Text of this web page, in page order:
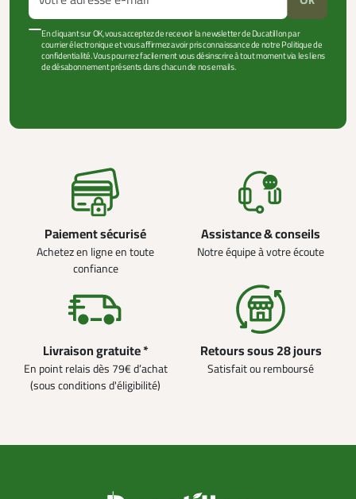
En cliquant sur OK, vous acceptez de recevoir la newsletter de Ducatillon par
courrier électronique et vous affirmez avoir pris connaissance de notre Politique de
confidentialité. Vous pourrez facilement vous désinscrire à tout moment via les liens
de désabonnement présents dans chacun de nos emails.
Paiement sécurisé
Achetez en ligne en toute
confiance
Assistance & conseils
Notre équipe à votre écoute
Livraison gratuite *
En point relais dès 79€ d’achat
(sous conditions d'éligibilité)
Retours sous 28 jours
Satisfait ou remboursé